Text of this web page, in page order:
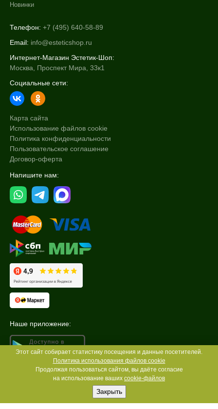
Новинки
Телефон: +7 (495) 640-58-89
Email: info@esteticshop.ru
Интернет-Магазин Эстетик-Шоп:
Москва, Проспект Мира, 33к1
Социальные сети:
Карта сайта
Использование файлов cookie
Политика конфиденциальности
Пользовательское соглашение
Договор-оферта
Напишите нам:
Наше приложение:
Этот сайт собирает статистику посещения и данные посетителей.
Политика использования файлов cookie
Продолжая пользоваться сайтом, вы даёте согласие
на использование ваших cookie-файлов
Закрыть